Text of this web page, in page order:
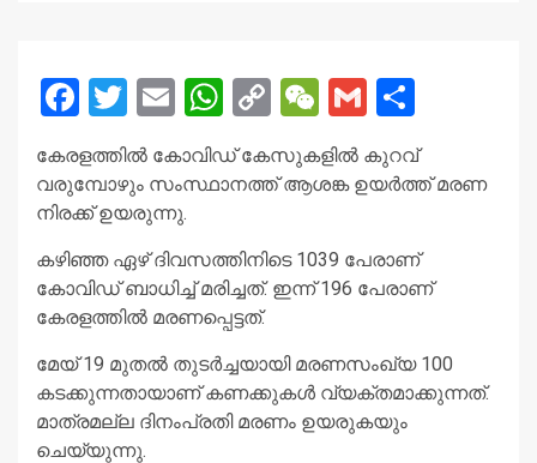
Facebook
Twitter
EmailWhatsApp
Copy
Link
WeChat
Gmail
കേരളത്തിൽ കോവിഡ് കേസുകളിൽ കുറവ്
വരുമ്പോഴും സംസ്ഥാനത്ത് ആശങ്ക ഉയർത്ത് മരണ
നിരക്ക് ഉയരുന്നു.
കഴിഞ്ഞ ഏഴ് ദിവസത്തിനിടെ 1039 പേരാണ്
കോവിഡ് ബാധിച്ച് മരിച്ചത്. ഇന്ന് 196 പേരാണ്
കേരളത്തിൽ മരണപ്പെട്ടത്.
മേയ് 19 മുതൽ തുടർച്ചയായി മരണസംഖ്യ 100
കടക്കുന്നതായാണ് കണക്കുകൾ വ്യക്തമാക്കുന്നത്.
മാത്രമല്ല ദിനംപ്രതി മരണം ഉയരുകയും
ചെയ്യുന്നു.